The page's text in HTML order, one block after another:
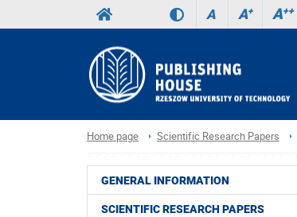
A A+ A++
Home page Scientific Research Papers
GENERAL INFORMATION
SCIENTIFIC RESEARCH PAPERS